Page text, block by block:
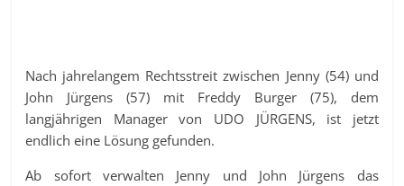
Nach jahrelangem Rechtsstreit zwischen Jenny (54) und
John Jürgens (57) mit Freddy Burger (75), dem
langjährigen Manager von UDO JÜRGENS, ist jetzt
endlich eine Lösung gefunden.
Ab sofort verwalten Jenny und John Jürgens das